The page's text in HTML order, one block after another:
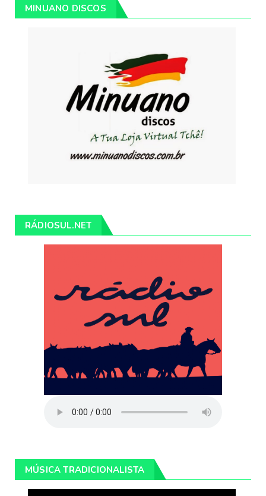
MINUANO DISCOS
RÁDIOSUL.NET
MÚSICA TRADICIONALISTA